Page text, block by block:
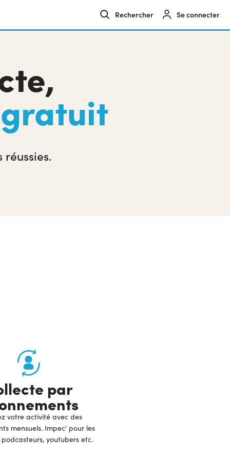
Se connecter
gratuit
par
votre activité avec des
mensuels. Impec' pour les
youtubers etc.